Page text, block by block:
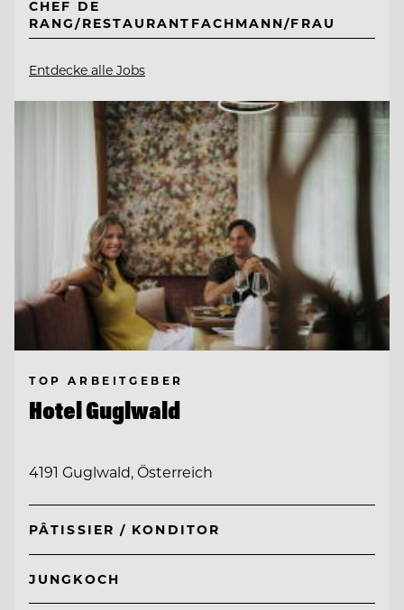
CHEF DE
RANG/RESTAURANTFACHMANN/FRAU
Entdecke alle Jobs
TOP ARBEITGEBER
Hotel Guglwald
4191 Guglwald, Österreich
PÂTISSIER / KONDITOR
JUNGKOCH